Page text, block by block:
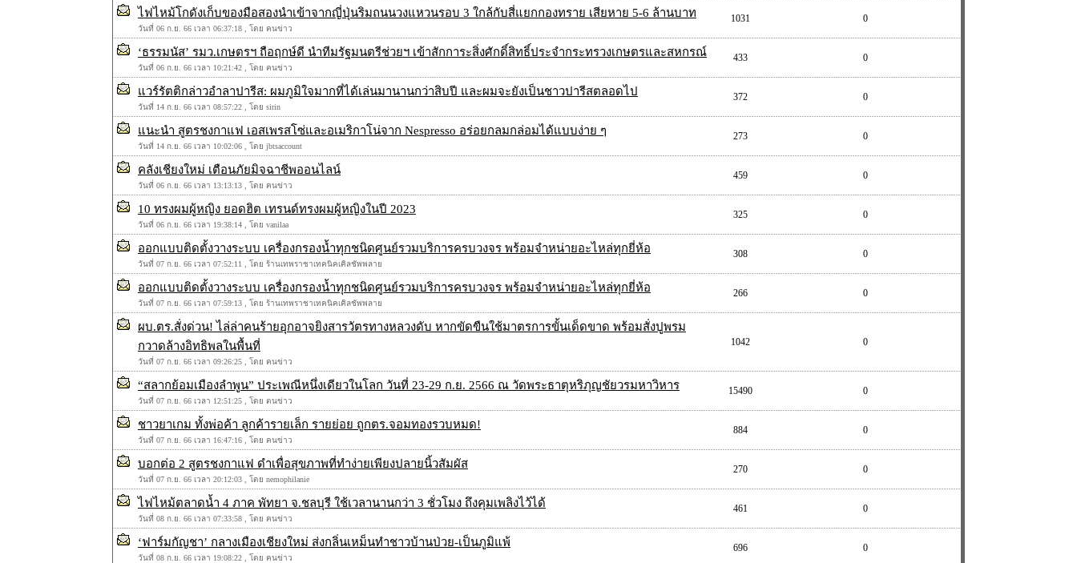
ไฟไหม้โกดังเก็บของมือสองนำเข้าจากญี่ปุ่นริมถนนวงแหวนรอบ 3 ใกล้กับสี่แยกกองทราย เสียหาย 5-6 ล้านบาท
วันที่ 06 ก.ย. 66 เวลา 06:37:18 , โดย คนข่าว
1031 0
‘ธรรมนัส’ รมว.เกษตรฯ ถือฤกษ์ดี นำทีมรัฐมนตรีช่วยฯ เข้าสักการะสิ่งศักดิ์สิทธิ์ประจำกระทรวงเกษตรและสหกรณ์
วันที่ 06 ก.ย. 66 เวลา 10:21:42 , โดย คนข่าว
433 0
แวร์รัตติกล่าวอำลาปารีส: ผมภูมิใจมากที่ได้เล่นมานานกว่าสิบปี และผมจะยังเป็นชาวปารีสตลอดไป
วันที่ 14 ก.ย. 66 เวลา 08:57:22 , โดย sirin
372 0
แนะนำ สูตรชงกาแฟ เอสเพรสโซ่และอเมริกาโน่จาก Nespresso อร่อยกลมกล่อมได้แบบง่าย ๆ
วันที่ 14 ก.ย. 66 เวลา 10:02:06 , โดย jbtsaccount
273 0
คลังเชียงใหม่ เตือนภัยมิจฉาชีพออนไลน์
วันที่ 06 ก.ย. 66 เวลา 13:13:13 , โดย คนข่าว
459 0
10 ทรงผมผู้หญิง ยอดฮิต เทรนด์ทรงผมผู้หญิงในปี 2023
วันที่ 06 ก.ย. 66 เวลา 19:38:14 , โดย vanilaa
325 0
ออกแบบติดตั้งวางระบบ เครื่องกรองน้ำทุกชนิดศูนย์รวมบริการครบวงจร พร้อมจำหน่ายอะไหล่ทุกยี่ห้อ
วันที่ 07 ก.ย. 66 เวลา 07:52:11 , โดย ร้านเทพราชาเทคนิคเคิลชัพพลาย
308 0
ออกแบบติดตั้งวางระบบ เครื่องกรองน้ำทุกชนิดศูนย์รวมบริการครบวงจร พร้อมจำหน่ายอะไหล่ทุกยี่ห้อ
วันที่ 07 ก.ย. 66 เวลา 07:59:13 , โดย ร้านเทพราชาเทคนิคเคิลชัพพลาย
266 0
ผบ.ตร.สั่งด่วน! ไล่ล่าคนร้ายอุกอาจยิงสารวัตรทางหลวงดับ หากขัดขืนใช้มาตรการขั้นเด็ดขาด พร้อมสั่งปูพรม
กวาดล้างอิทธิพลในพื้นที่
วันที่ 07 ก.ย. 66 เวลา 09:26:25 , โดย คนข่าว
1042 0
“สลากย้อมเมืองลำพูน” ประเพณีหนึ่งเดียวในโลก วันที่ 23-29 ก.ย. 2566 ณ วัดพระธาตุหริภุญชัยวรมหาวิหาร
วันที่ 07 ก.ย. 66 เวลา 12:51:25 , โดย ตนข่าว
15490 0
ชาวยาเกม ทั้งพ่อค้า ลูกค้ารายเล็ก รายย่อย ถูกตร.จอมทองรวบหมด!
วันที่ 07 ก.ย. 66 เวลา 16:47:16 , โดย คนข่าว
884 0
บอกต่อ 2 สูตรชงกาแฟ ดำเพื่อสุขภาพที่ทำง่ายเพียงปลายนิ้วสัมผัส
วันที่ 07 ก.ย. 66 เวลา 20:12:03 , โดย nemophilanie
270 0
ไฟไหม้ตลาดน้ำ 4 ภาค พัทยา จ.ชลบุรี ใช้เวลานานกว่า 3 ชั่วโมง ถึงคุมเพลิงไว้ได้
วันที่ 08 ก.ย. 66 เวลา 07:33:58 , โดย คนข่าว
461 0
‘ฟาร์มกัญชา’ กลางเมืองเชียงใหม่ ส่งกลิ่นเหม็นทำชาวบ้านป่วย-เป็นภูมิแพ้
วันที่ 08 ก.ย. 66 เวลา 19:08:22 , โดย คนข่าว
696 0